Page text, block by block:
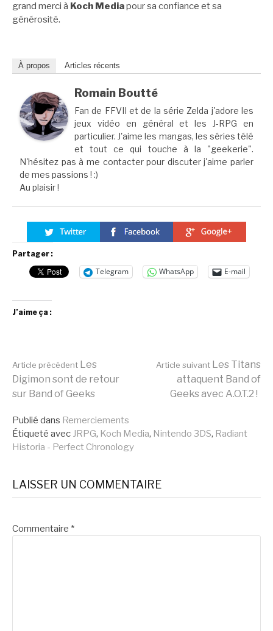
grand merci à Koch Mediapour sa confiance et sa
générosité.
À propos Articles récents
Romain Boutté
Fan de FFVII et de la série Zelda j'adore les
jeux vidéo en général et les J-RPG en
particulier. J'aime les mangas, les séries télé
et tout ce qui touche à la "geekerie".
N'hésitez pas à me contacter pour discuter j'aime parler
de mes passions ! :)
Au plaisir !
Partager :
Telegram WhatsApp E-mail
J’aime ça :
Lire
la
suite
Article précédent Les
Digimon sont de retour
sur Band of Geeks
Article suivant Les Titans
attaquent Band of
Geeks avec A.O.T.2 !
Publié dans Remerciements
Étiqueté avec JRPG, Koch Media, Nintendo 3DS, Radiant
Historia - Perfect Chronology
LAISSER UN COMMENTAIRE
Commentaire *